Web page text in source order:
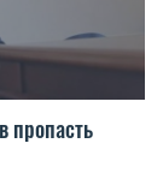
пропасть